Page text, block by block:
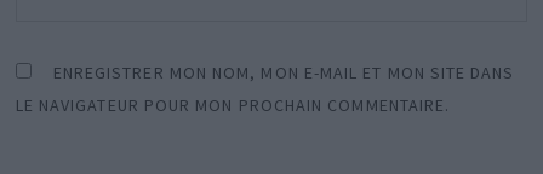
ENREGISTRER MON NOM, MON E-MAIL ET MON SITE DANS
LE NAVIGATEUR POUR MON PROCHAIN COMMENTAIRE.